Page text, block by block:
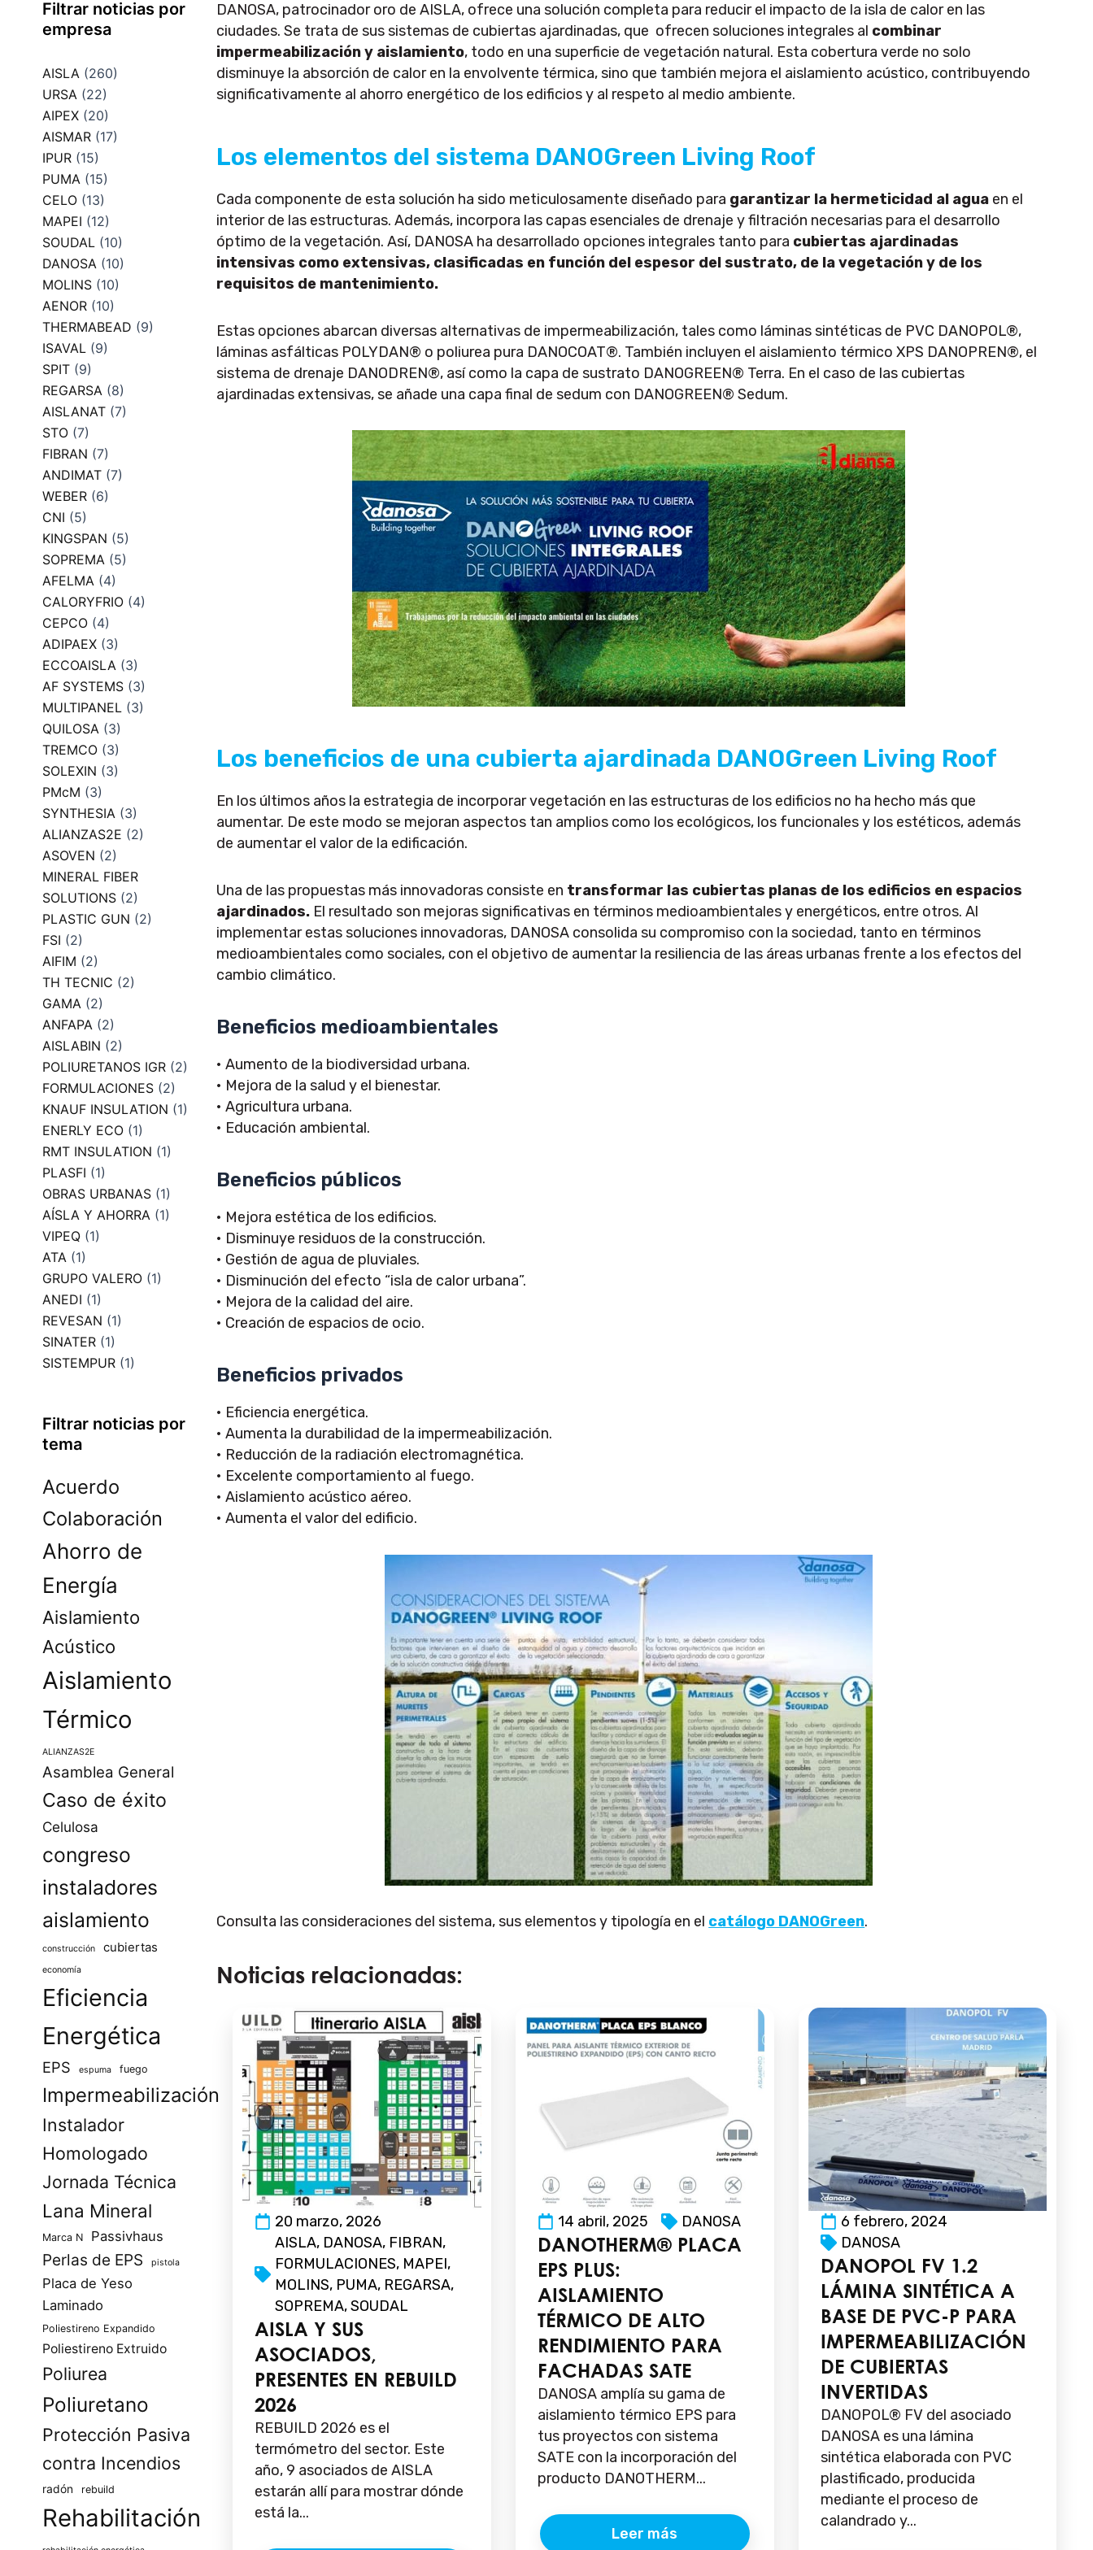
Filtrar noticias por
empresa
AISLA (260)
URSA (22)
AIPEX (20)
AISMAR (17)
IPUR (15)
PUMA (15)
CELO (13)
MAPEI (12)
SOUDAL (10)
DANOSA (10)
MOLINS (10)
AENOR (10)
THERMABEAD (9)
ISAVAL (9)
SPIT (9)
REGARSA (8)
AISLANAT (7)
STO (7)
FIBRAN (7)
ANDIMAT (7)
WEBER (6)
CNI (5)
KINGSPAN (5)
SOPREMA (5)
AFELMA (4)
CALORYFRIO (4)
CEPCO (4)
ADIPAEX (3)
ECCOAISLA (3)
AF SYSTEMS (3)
MULTIPANEL (3)
QUILOSA (3)
TREMCO (3)
SOLEXIN (3)
PMcM (3)
SYNTHESIA (3)
ALIANZAS2E (2)
ASOVEN (2)
MINERAL FIBER
SOLUTIONS (2)
PLASTIC GUN (2)
FSI (2)
AIFIM (2)
TH TECNIC (2)
GAMA (2)
ANFAPA (2)
AISLABIN (2)
POLIURETANOS IGR (2)
FORMULACIONES (2)
KNAUF INSULATION (1)
ENERLY ECO (1)
RMT INSULATION (1)
PLASFI (1)
OBRAS URBANAS (1)
AÍSLA Y AHORRA (1)
VIPEQ (1)
ATA (1)
GRUPO VALERO (1)
ANEDI (1)
REVESAN (1)
SINATER (1)
SISTEMPUR (1)
Filtrar noticias por
tema
Acuerdo
Colaboración
Ahorro de
Energía
Aislamiento
Acústico
Aislamiento
Térmico
ALIANZAS2E
Asamblea General
Caso de éxito
Celulosa
congreso
instaladores
aislamiento
construcción cubiertas
economía
Eficiencia
Energética
EPS espuma fuego
Impermeabilización
Instalador
Homologado
Jornada Técnica
Lana Mineral
Marca N Passivhaus
Perlas de EPS pistola
Placa de Yeso
Laminado
Poliestireno Expandido
Poliestireno Extruido
Poliurea
Poliuretano
Protección Pasiva
contra Incendios
radón rebuild
Rehabilitación
DANOSA, patrocinador oro de AISLA, ofrece una solución completa para reducir el impacto de la isla de calor en las
ciudades. Se trata de sus sistemas de cubiertas ajardinadas, que ofrecen soluciones integrales al combinar
impermeabilización y aislamiento, todo en una superficie de vegetación natural. Esta cobertura verde no solo
disminuye la absorción de calor en la envolvente térmica, sino que también mejora el aislamiento acústico, contribuyendo
significativamente al ahorro energético de los edificios y al respeto al medio ambiente.
Los elementos del sistema DANOGreen Living Roof
Cada componente de esta solución ha sido meticulosamente diseñado para garantizar la hermeticidad al agua en el
interior de las estructuras. Además, incorpora las capas esenciales de drenaje y filtración necesarias para el desarrollo
óptimo de la vegetación. Así, DANOSA ha desarrollado opciones integrales tanto para cubiertas ajardinadas
intensivas como extensivas, clasificadas en función del espesor del sustrato, de la vegetación y de los
requisitos de mantenimiento.
Estas opciones abarcan diversas alternativas de impermeabilización, tales como láminas sintéticas de PVC DANOPOL®,
láminas asfálticas POLYDAN® o poliurea pura DANOCOAT®. También incluyen el aislamiento térmico XPS DANOPREN®, el
sistema de drenaje DANODREN®, así como la capa de sustrato DANOGREEN® Terra. En el caso de las cubiertas
ajardinadas extensivas, se añade una capa final de sedum con DANOGREEN® Sedum.
Los beneficios de una cubierta ajardinada DANOGreen Living Roof
En los últimos años la estrategia de incorporar vegetación en las estructuras de los edificios no ha hecho más que
aumentar. De este modo se mejoran aspectos tan amplios como los ecológicos, los funcionales y los estéticos, además
de aumentar el valor de la edificación.
Una de las propuestas más innovadoras consiste en transformar las cubiertas planas de los edificios en espacios
ajardinados. El resultado son mejoras significativas en términos medioambientales y energéticos, entre otros. Al
implementar estas soluciones innovadoras, DANOSA consolida su compromiso con la sociedad, tanto en términos
medioambientales como sociales, con el objetivo de aumentar la resiliencia de las áreas urbanas frente a los efectos del
cambio climático.
Beneficios medioambientales
• Aumento de la biodiversidad urbana.
• Mejora de la salud y el bienestar.
• Agricultura urbana.
• Educación ambiental.
Beneficios públicos
• Mejora estética de los edificios.
• Disminuye residuos de la construcción.
• Gestión de agua de pluviales.
• Disminución del efecto “isla de calor urbana”.
• Mejora de la calidad del aire.
• Creación de espacios de ocio.
Beneficios privados
• Eficiencia energética.
• Aumenta la durabilidad de la impermeabilización.
• Reducción de la radiación electromagnética.
• Excelente comportamiento al fuego.
• Aislamiento acústico aéreo.
• Aumenta el valor del edificio.
Consulta las consideraciones del sistema, sus elementos y tipología en el catálogo DANOGreen.
Noticias relacionadas:
20 marzo, 2026
AISLA, DANOSA, FIBRAN,
FORMULACIONES, MAPEI,
MOLINS, PUMA, REGARSA,
SOPREMA,SOUDAL
AISLA Y SUS
ASOCIADOS,
PRESENTES EN REBUILD
2026
REBUILD 2026 es el
termómetro del sector. Este
año, 9 asociados de AISLA
estarán allí para mostrar dónde
está la...
14 abril, 2025 DANOSA
DANOTHERM® PLACA
EPS PLUS:
AISLAMIENTO
TÉRMICO DE ALTO
RENDIMIENTO PARA
FACHADAS SATE
DANOSA amplía su gama de
aislamiento térmico EPS para
tus proyectos con sistema
SATE con la incorporación del
producto DANOTHERM...
Leer más
6 febrero, 2024
DANOSA
DANOPOL FV 1.2
LÁMINA SINTÉTICA A
BASE DE PVC-P PARA
IMPERMEABILIZACIÓN
DE CUBIERTAS
INVERTIDAS
DANOPOL® FV del asociado
DANOSA es una lámina
sintética elaborada con PVC
plastificado, producida
mediante el proceso de
calandrado y...